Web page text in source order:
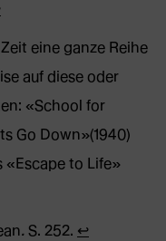
eine ganze Reihe
auf diese oder
«School for
Go Down»(1940)
«Escape to Life»
. S. 252. ↩︎